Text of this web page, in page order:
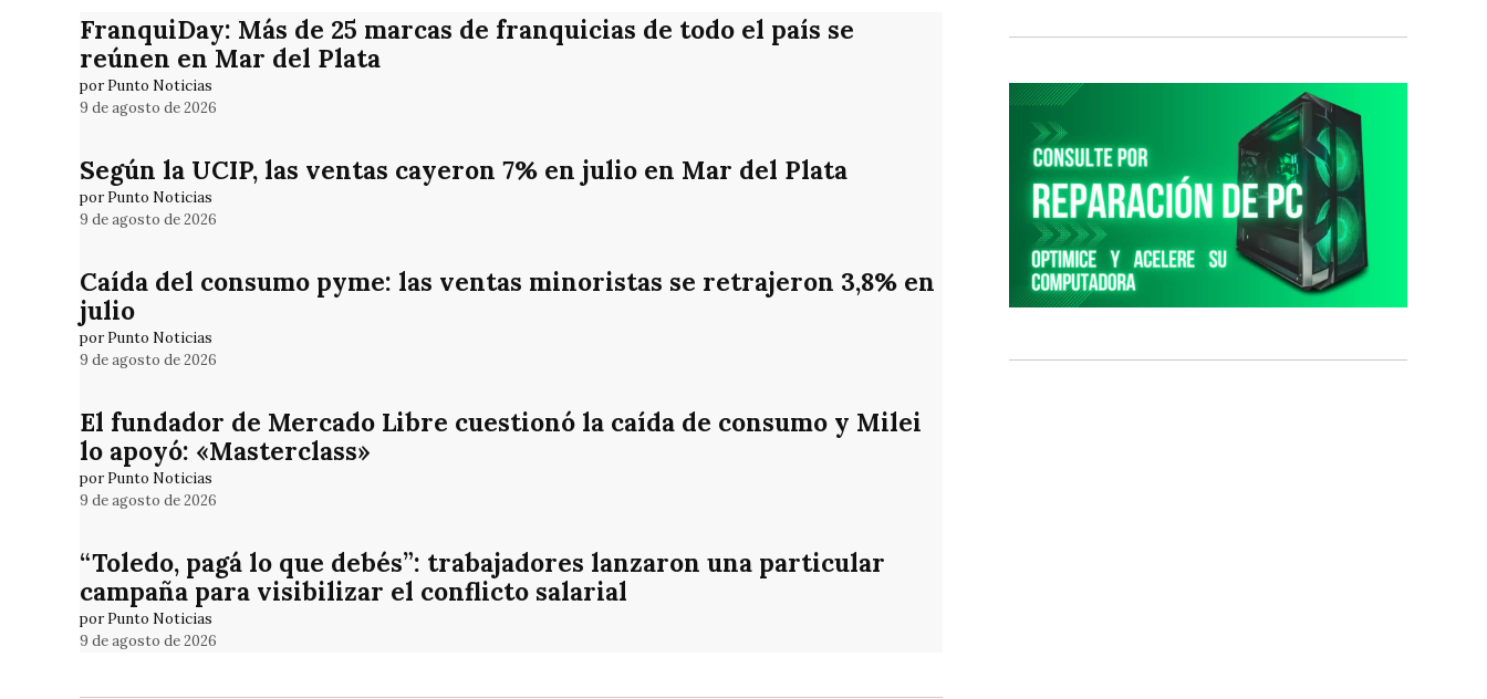
FranquiDay: Más de 25 marcas de franquicias de todo el país se
reúnen en Mar del Plata
por Punto Noticias
9 de agosto de 2026
Según la UCIP, las ventas cayeron 7% en julio en Mar del Plata
por Punto Noticias
9 de agosto de 2026
Caída del consumo pyme: las ventas minoristas se retrajeron 3,8% en
julio
por Punto Noticias
9 de agosto de 2026
El fundador de Mercado Libre cuestionó la caída de consumo y Milei
lo apoyó: «Masterclass»
por Punto Noticias
9 de agosto de 2026
“Toledo, pagá lo que debés”: trabajadores lanzaron una particular
campaña para visibilizar el conflicto salarial
por Punto Noticias
9 de agosto de 2026